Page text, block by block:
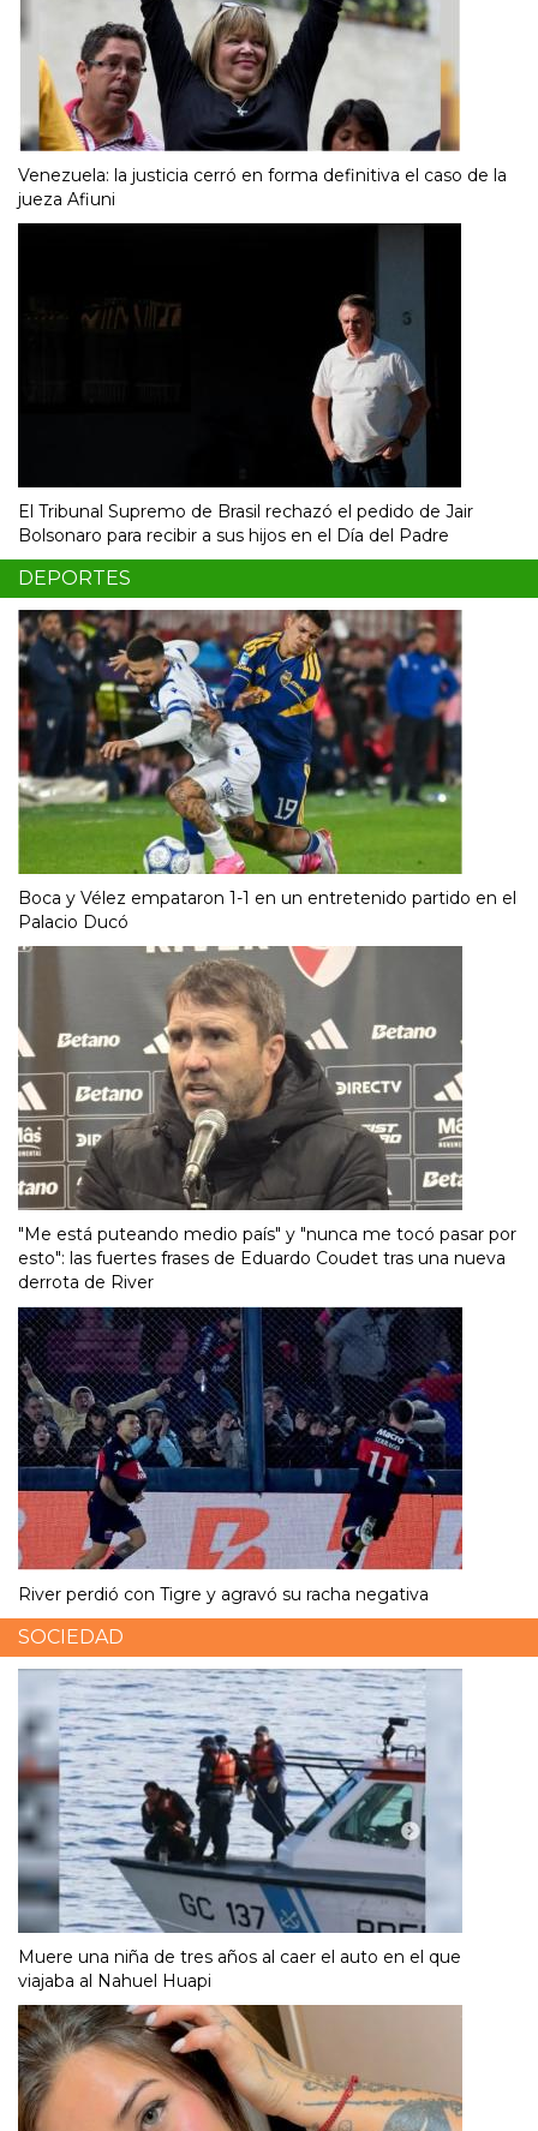
Venezuela: la justicia cerró en forma definitiva el caso de la
jueza Afiuni
El Tribunal Supremo de Brasil rechazó el pedido de Jair
Bolsonaro para recibir a sus hijos en el Día del Padre
DEPORTES
Boca y Vélez empataron 1-1 en un entretenido partido en el
Palacio Ducó
"Me está puteando medio país" y "nunca me tocó pasar por
esto": las fuertes frases de Eduardo Coudet tras una nueva
derrota de River
River perdió con Tigre y agravó su racha negativa
SOCIEDAD
Muere una niña de tres años al caer el auto en el que
viajaba al Nahuel Huapi